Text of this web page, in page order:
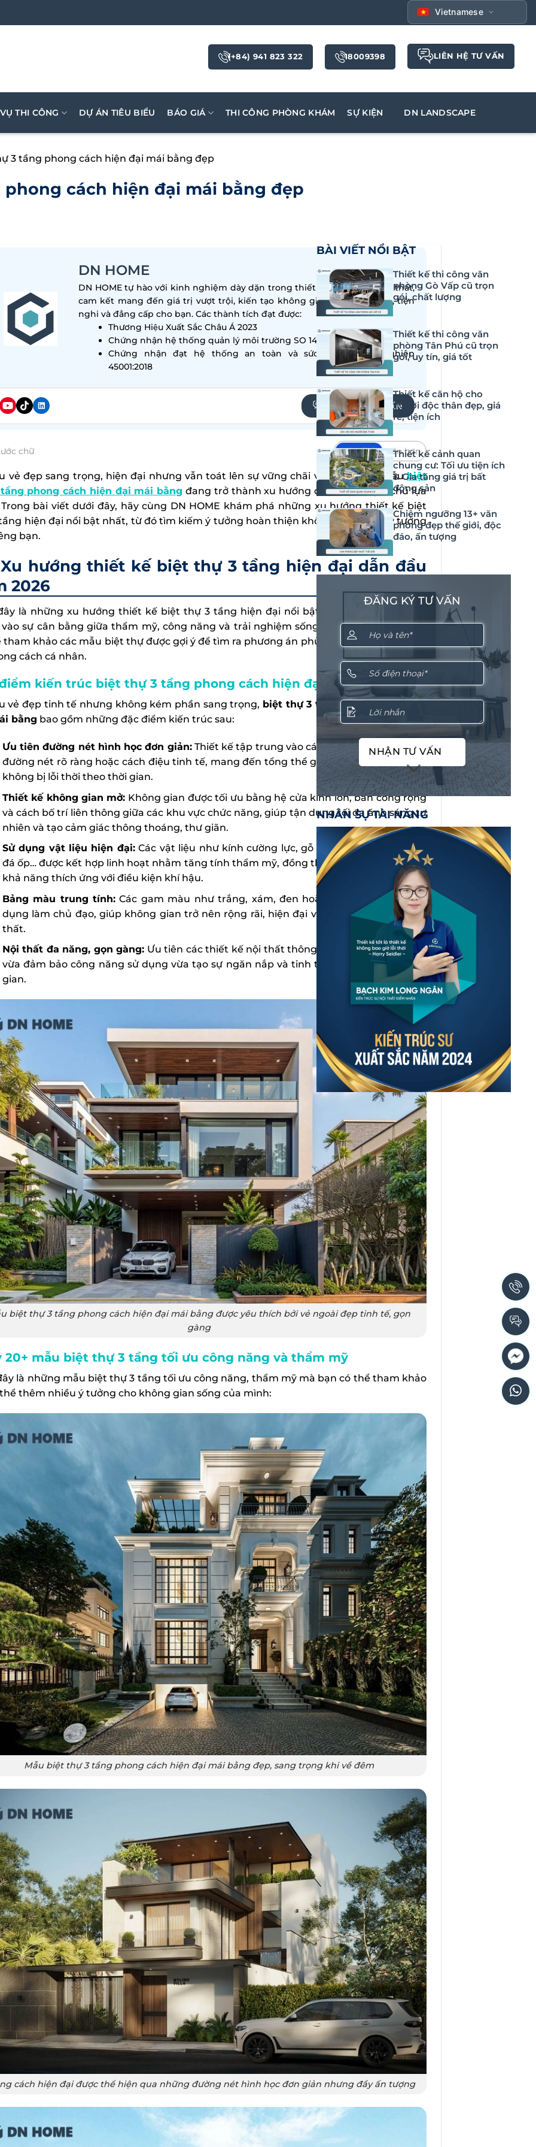
Vietnamese
(+84) 941 823 322 18009398 LIÊN HỆ TƯ VẤN
THI CÔNG DỰ ÁN TIÊU BIỂU BÁO GIÁ THI CÔNG PHÒNG KHÁM SỰ KIỆN DN LANDSCAPE
3 tầng phong cách hiện đại mái bằng đẹp
cách hiện đại mái bằng đẹp
DN HOME
DN HOME tự hào với kinh nghiệm dày dặn trong thiết kế – thi công nội thất,
cam kết mang đến giá trị vượt trội, kiến tạo không gian sống hiện đại, tiện
nghi và đẳng cấp cho bạn. Các thành tích đạt được:
Thương Hiệu Xuất Sắc Châu Á 2023
Chứng nhận hệ thống quản lý môi trường SO 14001:2015
Chứng nhận đạt hệ thống an toàn và sức khỏe nghề nghiệp
45001:2018
YÊU CẦU TƯ VẤN
chữ Mặc định Lớn hơn
vẻ đẹp sang trọng, hiện đại nhưng vẫn toát lên sự vững chãi và đẳng cấp, mẫubiệt
phong cách hiện đại mái bằng đang trở thành xu hướng được nhiều gia chủ lựa
bài viết dưới đây, hãy cùng DN HOME khám phá những xu hướng thiết kế biệt
hiện đại nổi bật nhất, từ đó tìm kiếm ý tưởng hoàn thiện không gian sống lý tưởng
bạn.
Xu hướng thiết kế biệt thự 3 tầng hiện đại dẫn đầu
2026
là những xu hướng thiết kế biệt thự 3 tầng hiện đại nổi bật trong năm 2026, tập
sự cân bằng giữa thẩm mỹ, công năng và trải nghiệm sống. Đồng thời, bạn cũng
tham khảo các mẫu biệt thự được gợi ý để tìm ra phương án phù hợp nhất với nhu cầu
cách cá nhân.
kiến trúc biệt thự 3 tầng phong cách hiện đại
vẻ đẹp tinh tế nhưng không kém phần sang trọng, biệt thự 3 tầng phong cách hiện
bằng bao gồm những đặc điểm kiến trúc sau:
Ưu tiên đường nét hình học đơn giản:Thiết kế tập trung vào các hình khối vuông vức,
đường nét rõ ràng hoặc cách điệu tinh tế, mang đến tổng thể gọn gàng, thanh lịch và
không bị lỗi thời theo thời gian.
Thiết kế không gian mở: Không gian được tối ưu bằng hệ cửa kính lớn, ban công rộng
và cách bố trí liên thông giữa các khu vực chức năng, giúp tận dụng tối đa ánh sáng tự
nhiên và tạo cảm giác thông thoáng, thư giãn.
Sử dụng vật liệu hiện đại:Các vật liệu như kính cường lực, gỗ công nghiệp, bê tông,
đá ốp… được kết hợp linh hoạt nhằm tăng tính thẩm mỹ, đồng thời đảm bảo độ bền và
khả năng thích ứng với điều kiện khí hậu.
Bảng màu trung tính: Các gam màu như trắng, xám, đen hoặc be thường được sử
dụng làm chủ đạo, giúp không gian trở nên rộng rãi, hiện đại và dễ dàng kết hợp nội
thất.
Nội thất đa năng, gọn gàng: Ưu tiên các thiết kế nội thất thông minh, tối giản chi tiết,
vừa đảm bảo công năng sử dụng vừa tạo sự ngăn nắp và tinh tế cho tổng thể không
gian.
biệt thự 3 tầng phong cách hiện đại mái bằng được yêu thích bởi vẻ ngoài đẹp tinh tế, gọn
gàng
20+ mẫu biệt thự 3 tầng tối ưu công năng và thẩm mỹ
là những mẫu biệt thự 3 tầng tối ưu công năng, thẩm mỹ mà bạn có thể tham khảo
thêm nhiều ý tưởng cho không gian sống của mình:
Mẫu biệt thự 3 tầng phong cách hiện đại mái bằng đẹp, sang trọng khi về đêm
cách hiện đại được thể hiện qua những đường nét hình học đơn giản nhưng đầy ấn tượng
BÀI VIẾT NỔI BẬT
Thiết kế thi công văn
phòng Gò Vấp cũ trọn
gói, chất lượng
Thiết kế thi công văn
phòng Tân Phú cũ trọn
gói, uy tín, giá tốt
Thiết kế căn hộ cho
người độc thân đẹp, giá
rẻ, tiện ích
Thiết kế cảnh quan
chung cư: Tối ưu tiện ích
& Gia tăng giá trị bất
động sản
Chiêm ngưỡng 13+ văn
phòng đẹp thế giới, độc
đáo, ấn tượng
ĐĂNG KÝ TƯ VẤN
NHẬN TƯ VẤN
NHÂN SỰ TÀI NĂNG